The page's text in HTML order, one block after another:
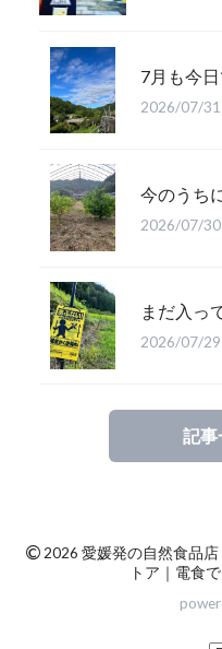
7月も今日
2026/07/31
今のうち
2026/07/30
まだ入っ
2026/07/29
記事
© 2026 愛媛発の自然食品
トア｜電食